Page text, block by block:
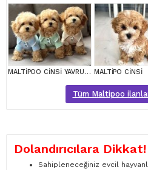
MALTİPOO CİNSİ YAVRULAR EV ÜRETİMİ MALTİPO CİNSİ
Tüm Maltipoo
Dolandırıcılara Dikkat!
Sahipleneceğiniz evcil